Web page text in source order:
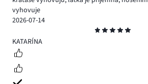
vyhovuje
2026-07-14
5
KATARÍNA